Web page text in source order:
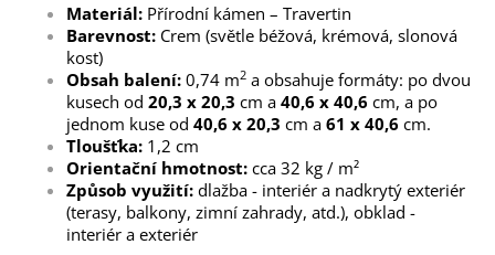
Materiál: Přírodní kámen – Travertin
Barevnost: Crem (světle béžová, krémová, slonová
kost)
Obsah balení: 0,74 m2 a obsahuje formáty: po dvou
kusech od 20,3 x 20,3 cm a 40,6 x 40,6 cm, a po
jednom kuse od 40,6 x 20,3 cm a 61 x 40,6 cm.
Tloušťka: 1,2 cm
Orientační hmotnost: cca 32 kg / m²
Způsob využití: dlažba - interiér a nadkrytý exteriér
(terasy, balkony, zimní zahrady, atd.), obklad -
interiér a exteriér